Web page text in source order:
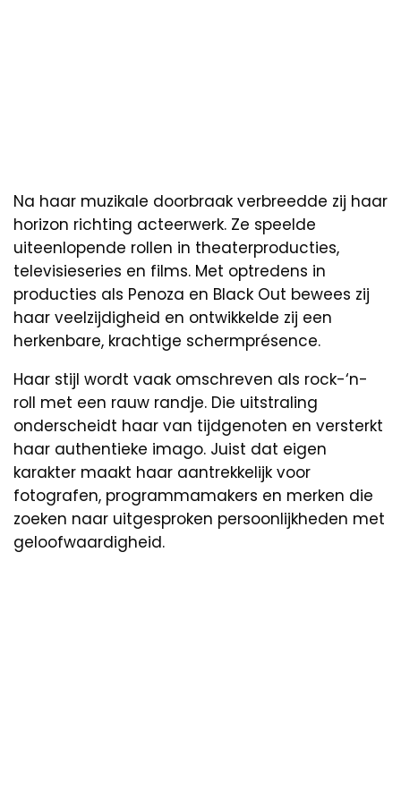
Na haar muzikale doorbraak verbreedde zij haar
horizon richting acteerwerk. Ze speelde
uiteenlopende rollen in theaterproducties,
televisieseries en films. Met optredens in
producties als Penoza en Black Out bewees zij
haar veelzijdigheid en ontwikkelde zij een
herkenbare, krachtige schermprésence.
Haar stijl wordt vaak omschreven als rock-‘n-
roll met een rauw randje. Die uitstraling
onderscheidt haar van tijdgenoten en versterkt
haar authentieke imago. Juist dat eigen
karakter maakt haar aantrekkelijk voor
fotografen, programmamakers en merken die
zoeken naar uitgesproken persoonlijkheden met
geloofwaardigheid.